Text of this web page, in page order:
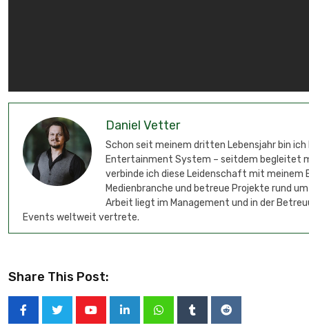
Daniel Vetter
Schon seit meinem dritten Lebensjahr bin
Entertainment System – seitdem begleitet
verbinde ich diese Leidenschaft mit meinem
Medienbranche und betreue Projekte rund
Arbeit liegt im Management und in der
Events weltweit vertrete.
Share This Post: